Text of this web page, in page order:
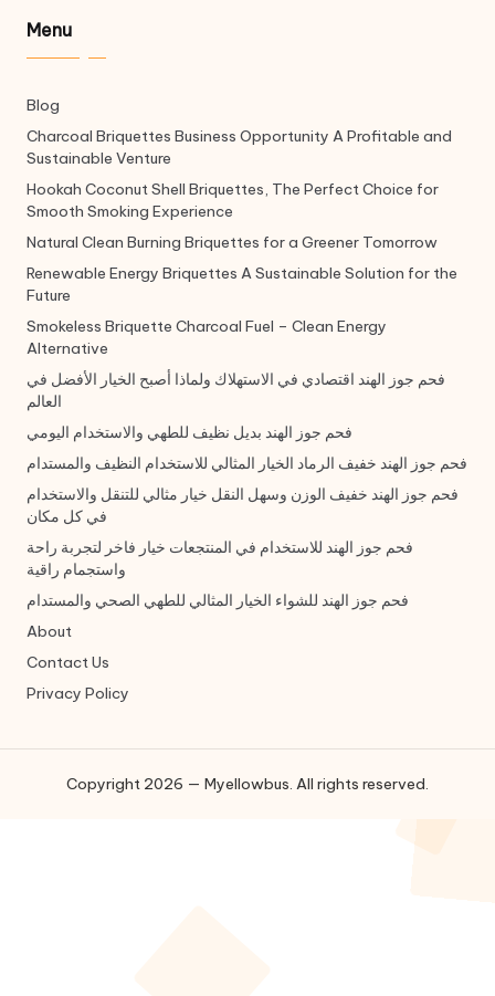
Menu
Blog
Charcoal Briquettes Business Opportunity A Profitable and
Sustainable Venture
Hookah Coconut Shell Briquettes, The Perfect Choice for
Smooth Smoking Experience
Natural Clean Burning Briquettes for a Greener Tomorrow
Renewable Energy Briquettes A Sustainable Solution for the
Future
Smokeless Briquette Charcoal Fuel – Clean Energy
Alternative
فحم جوز الهند اقتصادي في الاستهلاك ولماذا أصبح الخيار الأفضل في
العالم
فحم جوز الهند بديل نظيف للطهي والاستخدام اليومي
فحم جوز الهند خفيف الرماد الخيار المثالي للاستخدام النظيف والمستدام
فحم جوز الهند خفيف الوزن وسهل النقل خيار مثالي للتنقل والاستخدام
في كل مكان
فحم جوز الهند للاستخدام في المنتجعات خيار فاخر لتجربة راحة
واستجمام راقية
فحم جوز الهند للشواء الخيار المثالي للطهي الصحي والمستدام
About
Contact Us
Privacy Policy
Copyright 2026 — Myellowbus. All rights reserved.